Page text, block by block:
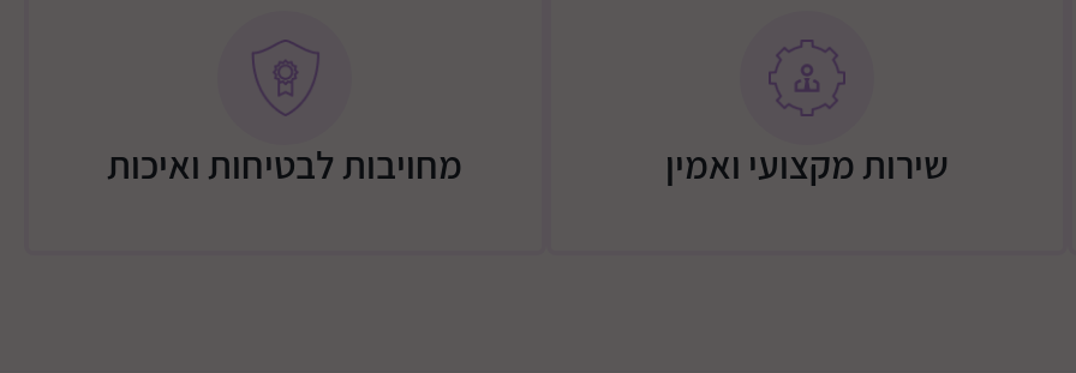
ארון עם מדפים פתוחים ואחסון צידי
שירות מקצועי ואמין מחויבות לבטיחות ואיכות